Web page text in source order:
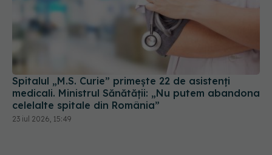
Spitalul „M.S. Curie” primește 22 de asistenți
medicali. Ministrul Sănătății: „Nu putem abandona
celelalte spitale din România”
23 iul 2026, 15:49